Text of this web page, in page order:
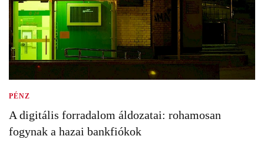
PÉNZ
A digitális forradalom áldozatai: rohamosan
fogynak a hazai bankfiókok